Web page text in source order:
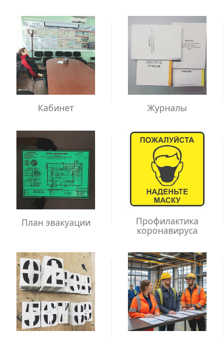
Кабинет Журналы
План эвакуации Профилактика
коронавируса